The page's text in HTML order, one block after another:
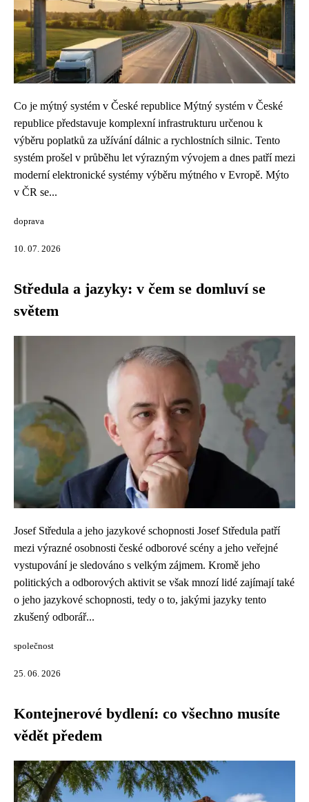
Co je mýtný systém v České republice Mýtný systém v České
republice představuje komplexní infrastrukturu určenou k
výběru poplatků za užívání dálnic a rychlostních silnic. Tento
systém prošel v průběhu let výrazným vývojem a dnes patří mezi
moderní elektronické systémy výběru mýtného v Evropě. Mýto
v ČR se...
doprava
10. 07. 2026
Středula a jazyky: v čem se domluví se
světem
Josef Středula a jeho jazykové schopnosti Josef Středula patří
mezi výrazné osobnosti české odborové scény a jeho veřejné
vystupování je sledováno s velkým zájmem. Kromě jeho
politických a odborových aktivit se však mnozí lidé zajímají také
o jeho jazykové schopnosti, tedy o to, jakými jazyky tento
zkušený odborář...
společnost
25. 06. 2026
Kontejnerové bydlení: co všechno musíte
vědět předem